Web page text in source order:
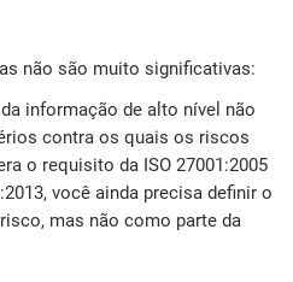
não são muito significativas:
informação de alto nível não
contra os quais os riscos
o requisito da ISO 27001:2005
você ainda precisa definir o
mas não como parte da